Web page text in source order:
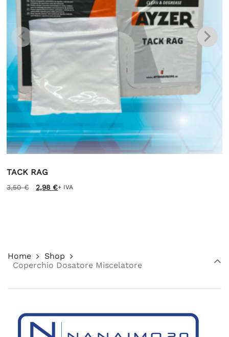
TACK RAG
3,50€
Il
2,98€
Il
+ IVA
Home
Shop
Coperchio Dosatore Miscelatore